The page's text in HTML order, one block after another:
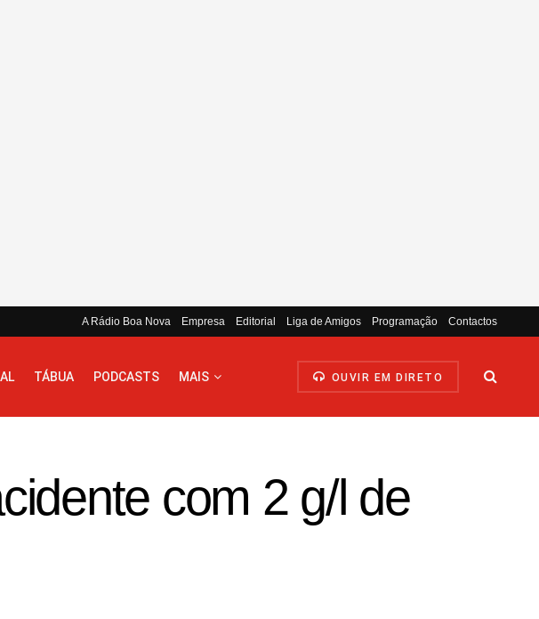
A Rádio Boa Nova Empresa Editorial Liga de Amigos Programação Contactos
TÁBUA PODCASTS MAIS OUVIR EM DIRETO
com 2 g/l de